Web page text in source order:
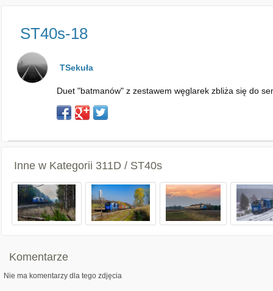
ST40s-18
TSekuła
Duet "batmanów" z zestawem węglarek zbliża się do
Inne w Kategorii 311D / ST40s
Komentarze
Nie ma komentarzy dla tego zdjęcia